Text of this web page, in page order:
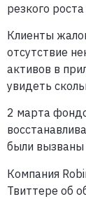
резкого
Клиенты
отсутствие
активов в
увидеть
2 марта
были вызваны
Компания
Твиттере об